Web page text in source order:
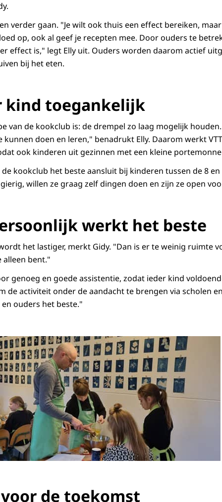
verder gaan. "Je wilt ook thuis een effect bereiken,
op, ook al geef je recepten mee. Door ouders te
effect is," legt Elly uit. Ouders worden daarom actief
bij het eten.
kind toegankelijk
van de kookclub is: de drempel zo laag mogelijk
doen en leren," benadrukt Elly. Daarom werkt
ook kinderen uit gezinnen met een kleine
kookclub het beste aansluit bij kinderen tussen de 8 en
willen ze graag zelf dingen doen en zijn ze open
werkt het beste
het lastiger, merkt Gidy. "Dan is er te weinig ruimte
alleen bent."
genoeg en goede assistentie, zodat ieder kind
de activiteit onder de aandacht te brengen via scholen
ouders het beste."
de toekomst